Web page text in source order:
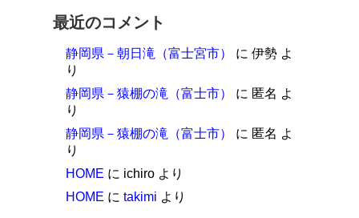
最近のコメント
静岡県－朝日滝（富士宮市） に 伊勢 よ
り
静岡県－猿棚の滝（富士市）
に 匿名 よ
り
静岡県－猿棚の滝（富士市）
に 匿名 よ
り
HOME に ichiro より
HOME に takimi より